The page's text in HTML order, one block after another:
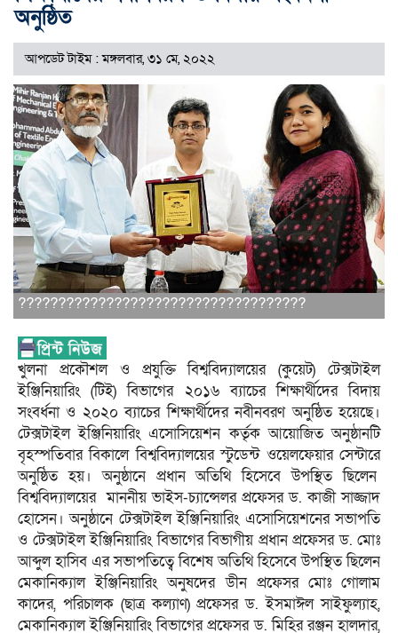
অনুষ্ঠিত
আপডেট টাইম : মঙ্গলবার, ৩১ মে, ২০২২
????????????????????????????????????
খুলনা প্রকৌশল ও প্রযুক্তি বিশ্ববিদ্যালয়ের (কুয়েট) টেক্সটাইল
ইঞ্জিনিয়ারিং (টিই) বিভাগের ২০১৬ ব্যাচের শিক্ষার্থীদের বিদায়
সংবর্ধনা ও ২০২০ ব্যাচের শিক্ষার্থীদের নবীনবরণ অনুষ্ঠিত হয়েছে।
টেক্সটাইল ইঞ্জিনিয়ারিং এসোসিয়েশন কর্তৃক আয়োজিত অনুষ্ঠানটি
বৃহস্পতিবার বিকালে বিশ্ববিদ্যালয়ের স্টুডেন্ট ওয়েলফেয়ার সেন্টারে
অনুষ্ঠিত হয়। অনুষ্ঠানে প্রধান অতিথি হিসেবে উপস্থিত ছিলেন
বিশ্ববিদ্যালয়ের মাননীয় ভাইস-চ্যান্সেলর প্রফেসর ড. কাজী সাজ্জাদ
হোসেন। অনুষ্ঠানে টেক্সটাইল ইঞ্জিনিয়ারিং এসোসিয়েশনের সভাপতি
ও টেক্সটাইল ইঞ্জিনিয়ারিং বিভাগের বিভাগীয় প্রধান প্রফেসর ড. মোঃ
আব্দুল হাসিব এর সভাপতিত্বে বিশেষ অতিথি হিসেবে উপস্থিত ছিলেন
মেকানিক্যাল ইঞ্জিনিয়ারিং অনুষদের ডীন প্রফেসর মোঃ গোলাম
কাদের, পরিচালক (ছাত্র কল্যাণ) প্রফেসর ড. ইসমাঈল সাইফুল্যাহ,
মেকানিক্যাল ইঞ্জিনিয়ারিং বিভাগের প্রফেসর ড. মিহির রঞ্জন হালদার,